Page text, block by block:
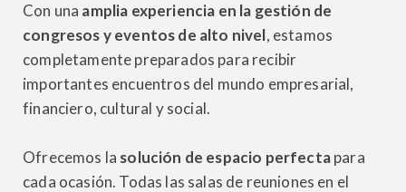
Con una amplia experiencia en la gestión de
congresos y eventos de alto nivel, estamos
completamente preparados para recibir
importantes encuentros del mundo empresarial,
financiero, cultural y social.
Ofrecemos la solución de espacio perfectapara
cada ocasión. Todas las salas de reuniones en el